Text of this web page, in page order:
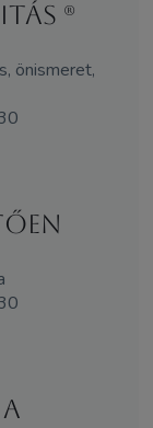
(R)
önismeret,